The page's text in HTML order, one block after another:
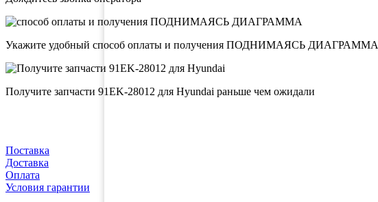
Укажите удобный способ оплаты и получения ПОДНИМАЯСЬ ДИАГРАММА
Получите запчасти 91EK-28012 для Hyundai раньше чем ожидали
Поставка
Доставка
Оплата
Условия гарантии